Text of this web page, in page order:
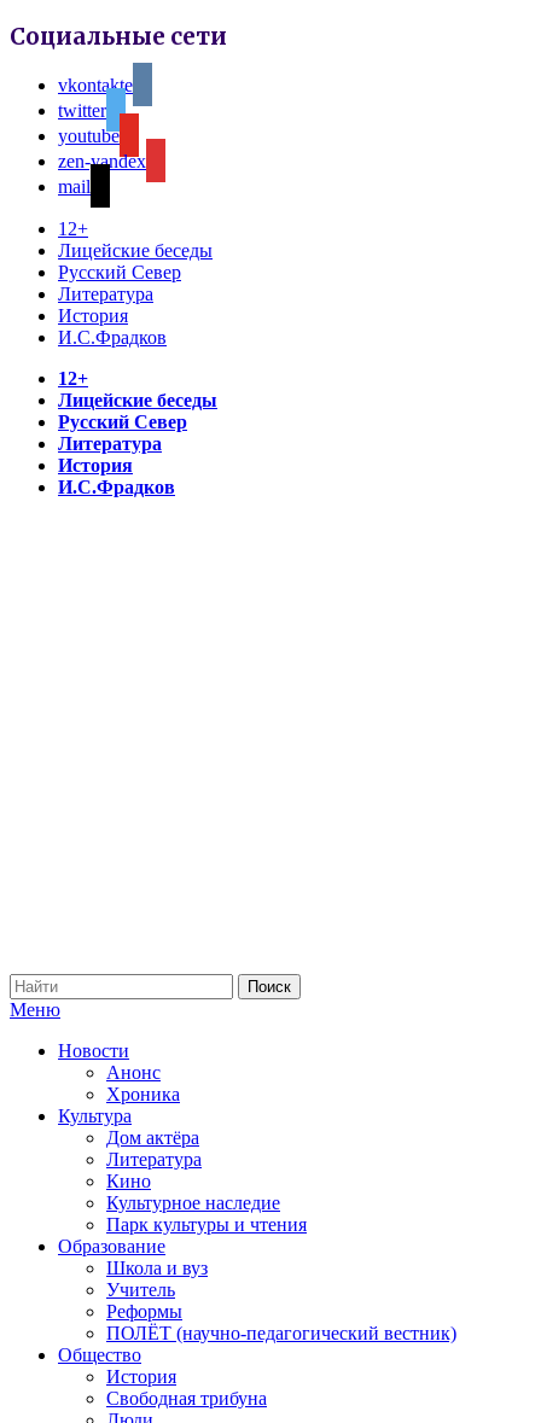
Социальные сети
vkontakte
twitter
youtube
zen-yandex
mail
12+
Лицейские беседы
Русский Север
Литература
История
И.С.Фрадков
12+
Лицейские беседы
Русский Север
Литература
История
И.С.Фрадков
Меню
Новости
Анонс
Хроника
Культура
Дом актёра
Литература
Кино
Культурное наследие
Парк культуры и чтения
Образование
Школа и вуз
Учитель
Реформы
ПОЛЁТ (научно-педагогический вестник)
Общество
История
Свободная трибуна